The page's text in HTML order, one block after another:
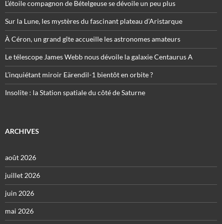
L’étoile compagnon de Bételgeuse se dévoile un peu plus
Sur la Lune, les mystères du fascinant plateau d’Aristarque
À Céron, un grand gîte accueille les astronomes amateurs
Le télescope James Webb nous dévoile la galaxie Centaurus A
L’inquiétant miroir Eärendil-1 bientôt en orbite ?
Insolite : la Station spatiale du côté de Saturne
ARCHIVES
août 2026
juillet 2026
juin 2026
mai 2026